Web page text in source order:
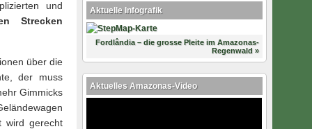
und
Strecken
über die
der muss
Gimmicks
wird gerecht
Aktuelle Infografik
Fordlândia – die grosse Pleite im Amazonas-
Regenwald »
Aktuelles Amazonas-Video